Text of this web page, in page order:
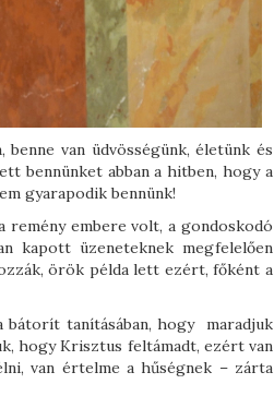
van üdvösségünk, életünk és
bennünket abban a hitben, hogy a
gyarapodik bennünk!
remény embere volt, a gondoskodó
kapott üzeneteknek megfelelően
örök példa lett ezért, főként a
bátorít tanításában, hogy maradjuk
hogy Krisztus feltámadt, ezért van
van értelme a hűségnek – zárta